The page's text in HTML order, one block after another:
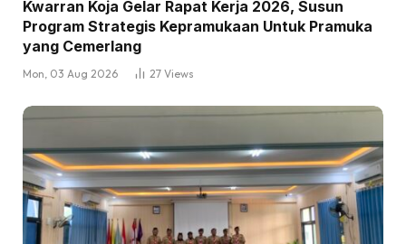
Kwarran Koja Gelar Rapat Kerja 2026, Susun
Program Strategis Kepramukaan Untuk Pramuka
yang Cemerlang
Mon, 03 Aug 2026 27 Views